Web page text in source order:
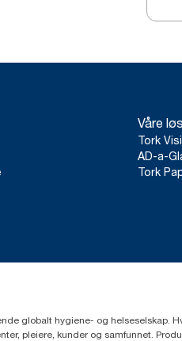
Våre
Tork
AD-a-
Tork
globalt hygiene- og helseselskap.
pleiere, kunder og samfunnet.